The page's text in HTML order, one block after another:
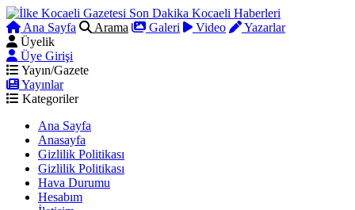
Ana Sayfa Arama Galeri Video
Yazarlar
Üyelik
Üye Girişi
Yayın/Gazete
Yayınlar
Kategoriler
Ana Sayfa
Anasayfa
Gizlilik Politikası
Gizlilik Politikası
Hava Durumu
Hesabım